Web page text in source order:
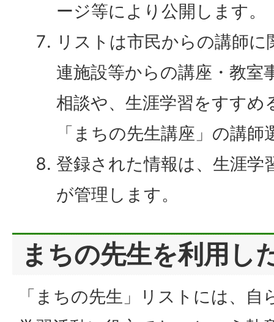
ージ等により公開します。
リストは市民からの講師
連施設等からの講座・教室
相談や、生涯学習をすすめ
「まちの先生講座」の講
登録された情報は、生涯学
が管理します。
まちの先生を利用し
「まちの先生」リストには、